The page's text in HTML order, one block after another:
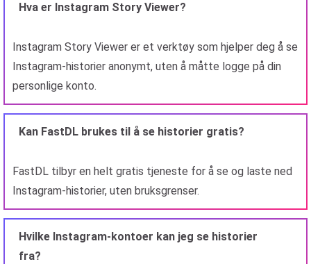
Hva er Instagram Story Viewer?
Instagram Story Viewer er et verktøy som hjelper deg å se
Instagram-historier anonymt, uten å måtte logge på din
personlige konto.
Kan FastDL brukes til å se historier gratis?
FastDL tilbyr en helt gratis tjeneste for å se og laste ned
Instagram-historier, uten bruksgrenser.
Hvilke Instagram-kontoer kan jeg se historier
fra?